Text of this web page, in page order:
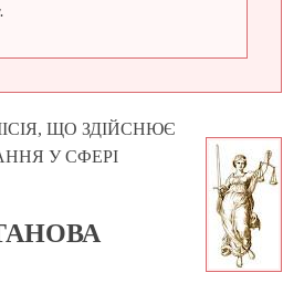
ЩО ЗДІЙСНЮЄ
У СФЕРІ